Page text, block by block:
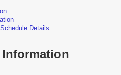
Details
Information